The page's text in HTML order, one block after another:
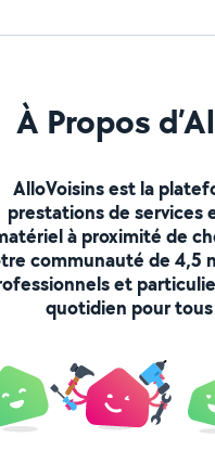
À Propos
AlloVoisins est la
prestations de services
à proximité de
communauté de 4,5
et
quotidien pour